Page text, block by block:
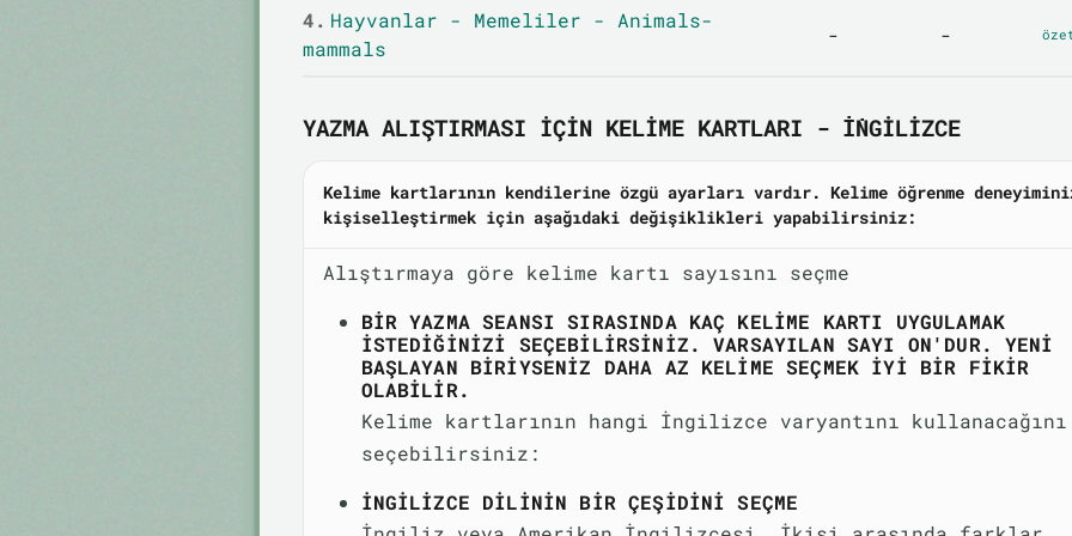
4. Hayvanlar - Memeliler - Animals-
mammals
- -
YAZMA ALIŞTIRMASI IÇIN KELIME KARTLARI - İNGILIZCE
Kelime kartlarının kendilerine özgü ayarları vardır. Kelime öğrenme
kişiselleştirmek için aşağıdaki değişiklikleri yapabilirsiniz:
Alıştırmaya göre kelime kartı sayısını seçme
BIR YAZMA SEANSI SIRASINDA KAÇ KELIME KARTI UYGULAMAK
ISTEDIĞINIZI SEÇEBILIRSINIZ. VARSAYILAN SAYI ON'DUR. YENI
BAŞLAYAN BIRIYSENIZ DAHA AZ KELIME SEÇMEK IYI BIR FIKIR
OLABILIR.
Kelime kartlarının hangi İngilizce varyantını kullanacağını
seçebilirsiniz:
İNGILIZCE DILININ BIR ÇEŞIDINI SEÇME